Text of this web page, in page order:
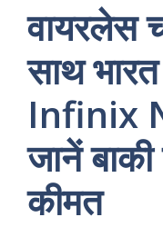
वायरलेस
साथ
Infinix
जानें
कीमत